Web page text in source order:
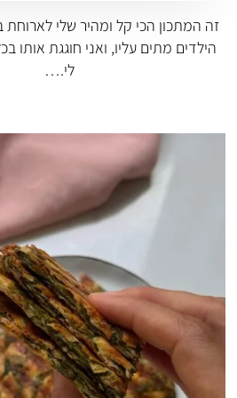
זה המתכון הכי קל ומהיר שלי לארוחת
הילדים מתים עליו, ואני חוגגת
לי.…